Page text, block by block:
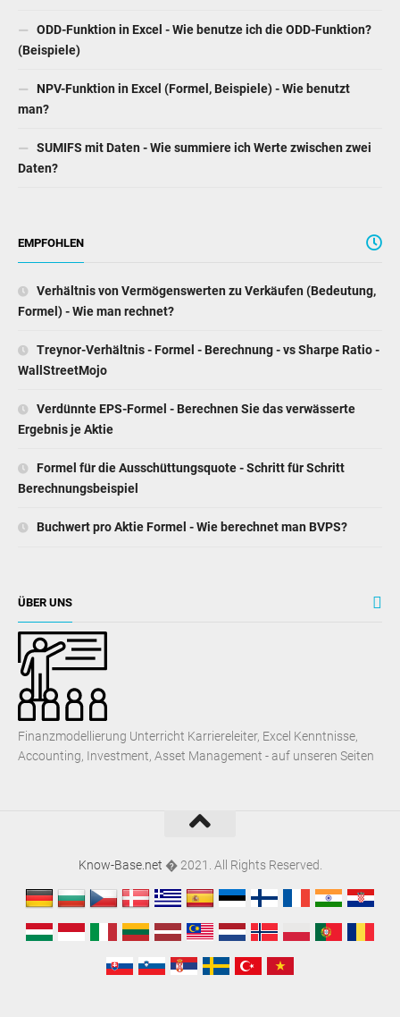
ODD-Funktion in Excel - Wie benutze ich die ODD-Funktion?
(Beispiele)
NPV-Funktion in Excel (Formel, Beispiele) - Wie benutzt
man?
SUMIFS mit Daten - Wie summiere ich Werte zwischen zwei
Daten?
EMPFOHLEN
Verhältnis von Vermögenswerten zu Verkäufen (Bedeutung,
Formel) - Wie man rechnet?
Treynor-Verhältnis - Formel - Berechnung - vs Sharpe Ratio -
WallStreetMojo
Verdünnte EPS-Formel - Berechnen Sie das verwässerte
Ergebnis je Aktie
Formel für die Ausschüttungsquote - Schritt für Schritt
Berechnungsbeispiel
Buchwert pro Aktie Formel - Wie berechnet man BVPS?
ÜBER UNS
Finanzmodellierung Unterricht Karriereleiter, Excel Kenntnisse,
Accounting, Investment, Asset Management - auf unseren Seiten
Know-Base.net � 2021. All Rights Reserved.